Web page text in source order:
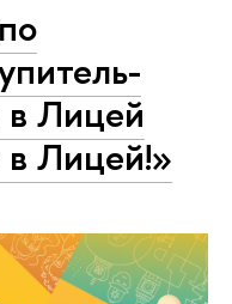
Лицей
Лицей!»